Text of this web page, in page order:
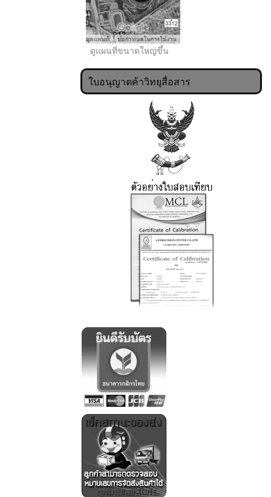
ดูแผนที่ขนาดใหญ่ขึ้น
ใบอนุญาตค้าวิทยุสื่อสาร